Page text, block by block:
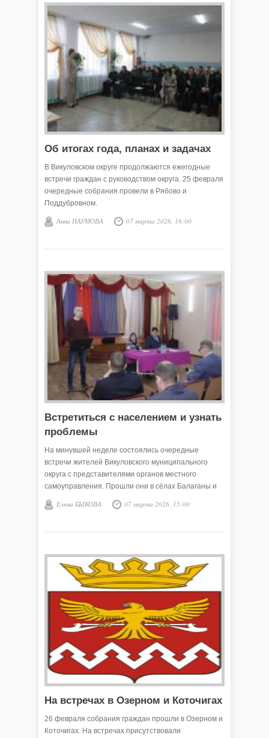
Об итогах года, планах и задачах
В Викуловском округе продолжаются ежегодные
встречи граждан с руководством округа. 25 февраля
очередные собрания провели в Рябово и
Поддубровном.
Анна НАУМОВА 07 марта 2026, 16:00
Встретиться с населением и узнать
проблемы
На минувшей неделе состоялись очередные
встречи жителей Викуловского муниципального
округа с представителями органов местного
самоуправления. Прошли они в сёлах Балаганы и
Березино.
Елена БЫКОВА 07 марта 2026, 15:00
На встречах в Озерном и Коточигах
26 февраля собрания граждан прошли в Озерном и
Коточигах. На встречах присутствовали